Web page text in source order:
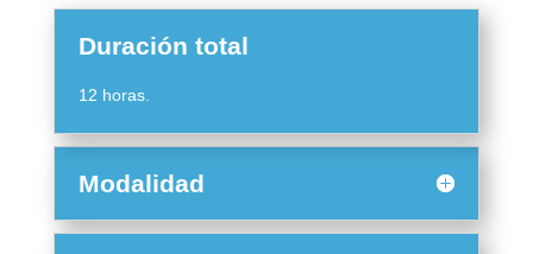
Duración total
12 horas.
Modalidad